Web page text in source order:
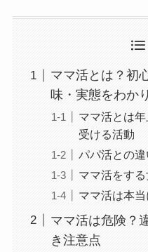
ママ活とは？初
味・実態をわか
ママ活とは
受ける活動
パパ活との違
ママ活をす
ママ活は本
ママ活は危険？
き注意点